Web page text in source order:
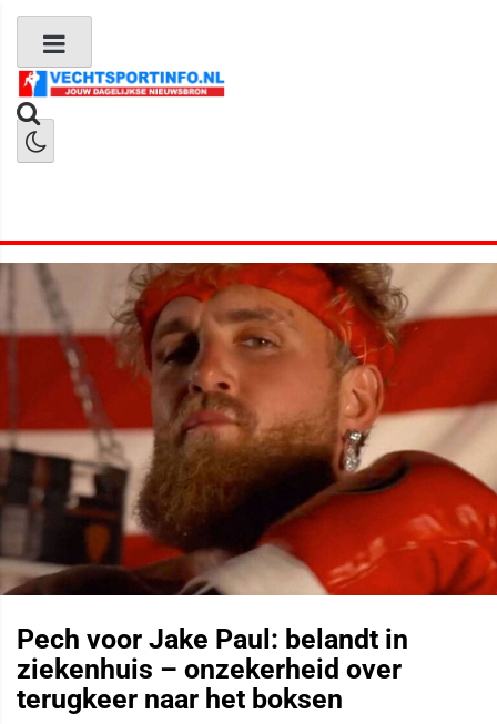
Pech voor Jake Paul: belandt in
ziekenhuis – onzekerheid over
terugkeer naar het boksen